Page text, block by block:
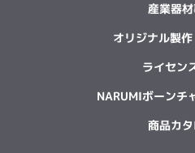
産業器
オリジナル製
ライセン
NARUMIボーンチ
商品カ